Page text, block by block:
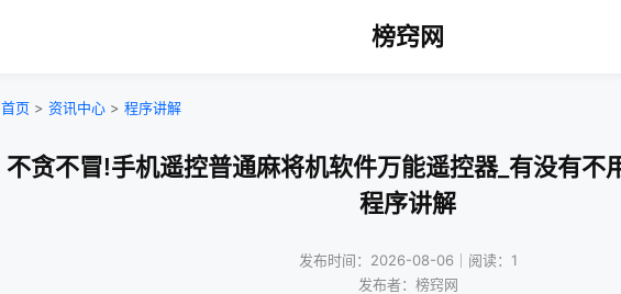
榜窍网
首页 > 资讯中心 > 程序讲解
不贪不冒!手机遥控普通麻将机软件万能遥控器_有没有不
程序讲解
发布时间：2026-08-06｜阅读：1
发布者：榜窍网